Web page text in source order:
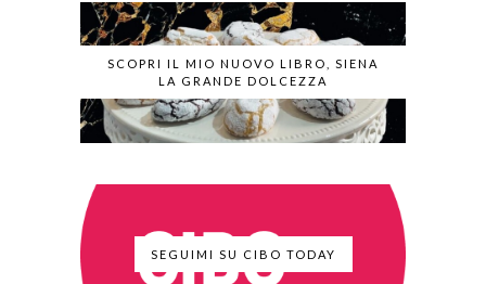
SCOPRI IL MIO NUOVO LIBRO, SIENA
LA GRANDE DOLCEZZA
SEGUIMI SU CIBO TODAY